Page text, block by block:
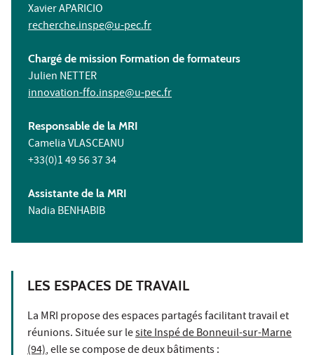
Xavier APARICIO
recherche.inspe@u-pec.fr
Chargé de mission Formation de formateurs
Julien NETTER
innovation-ffo.inspe@u-pec.fr
Responsable de la MRI
Camelia VLASCEANU
+33(0)1 49 56 37 34
Assistante de la MRI
Nadia BENHABIB
LES ESPACES DE TRAVAIL
La MRI propose des espaces partagés facilitant travail et
réunions. Située sur lesite Inspé de Bonneuil-sur-Marne
(94), elle se compose de deux bâtiments :